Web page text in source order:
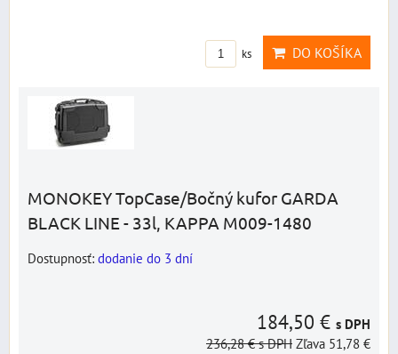
ks DO KOŠÍKA
MONOKEY TopCase/Bočný kufor GARDA
BLACK LINE - 33l, KAPPA M009-1480
Dostupnosť: dodanie do 3 dní
184,50 € s DPH
236,28 €s DPH Zľava 51,78 €